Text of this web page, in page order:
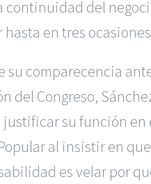
continuidad del
hasta en tres
su comparecencia
del Congreso,
su función en
al insistir en
es velar por